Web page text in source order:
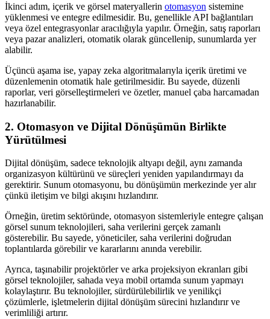
İkinci adım, içerik ve görsel materyallerin otomasyon sistemine
yüklenmesi ve entegre edilmesidir. Bu, genellikle API bağlantıları
veya özel entegrasyonlar aracılığıyla yapılır. Örneğin, satış raporları
veya pazar analizleri, otomatik olarak güncellenip, sunumlarda yer
alabilir.
Üçüncü aşama ise, yapay zeka algoritmalarıyla içerik üretimi ve
düzenlemenin otomatik hale getirilmesidir. Bu sayede, düzenli
raporlar, veri görselleştirmeleri ve özetler, manuel çaba harcamadan
hazırlanabilir.
2. Otomasyon ve Dijital Dönüşümün Birlikte
Yürütülmesi
Dijital dönüşüm, sadece teknolojik altyapı değil, aynı zamanda
organizasyon kültürünü ve süreçleri yeniden yapılandırmayı da
gerektirir. Sunum otomasyonu, bu dönüşümün merkezinde yer alır
çünkü iletişim ve bilgi akışını hızlandırır.
Örneğin, üretim sektöründe, otomasyon sistemleriyle entegre çalışan
görsel sunum teknolojileri, saha verilerini gerçek zamanlı
gösterebilir. Bu sayede, yöneticiler, saha verilerini doğrudan
toplantılarda görebilir ve kararlarını anında verebilir.
Ayrıca, taşınabilir projektörler ve arka projeksiyon ekranları gibi
görsel teknolojiler, sahada veya mobil ortamda sunum yapmayı
kolaylaştırır. Bu teknolojiler, sürdürülebilirlik ve yenilikçi
çözümlerle, işletmelerin dijital dönüşüm sürecini hızlandırır ve
verimliliği artırır.